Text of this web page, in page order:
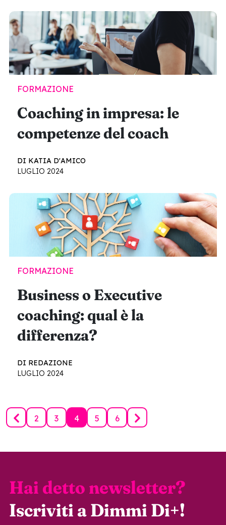
FORMAZIONE
Coaching in impresa: le
competenze del coach
DI KATIA D'AMICO
LUGLIO 2024
FORMAZIONE
Business o Executive
coaching: qual è la
differenza?
DI REDAZIONE
LUGLIO 2024
2 3 4 5 6
Hai detto newsletter?
Iscriviti a Dimmi Di+!